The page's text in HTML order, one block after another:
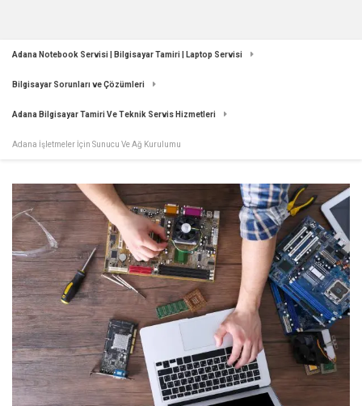
Adana Notebook Servisi | Bilgisayar Tamiri | Laptop Servisi
Bilgisayar Sorunları ve Çözümleri
Adana Bilgisayar Tamiri Ve Teknik Servis Hizmetleri
Adana İşletmeler İçin Sunucu Ve Ağ Kurulumu